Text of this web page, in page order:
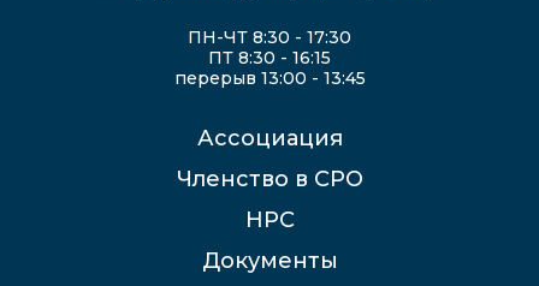
ПН-ЧТ 8:30 - 17:30
ПТ 8:30 - 16:15
перерыв 13:00 - 13:45
Ассоциация
Членство в СРО
НРС
Документы